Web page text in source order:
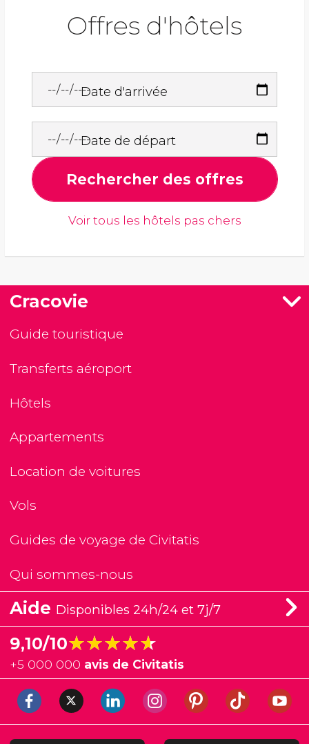
Offres d'hôtels
Date d'arrivée
Date de départ
Rechercher des offres
Voir tous les hôtels pas chers
Cracovie
Guide touristique
Transferts aéroport
Hôtels
Appartements
Location de voitures
Vols
Guides de voyage de Civitatis
Qui sommes-nous
Aide Disponibles 24h/24 et 7j/7
9,10/10★★★★★
★★★★★
+5 000 000 avis de Civitatis